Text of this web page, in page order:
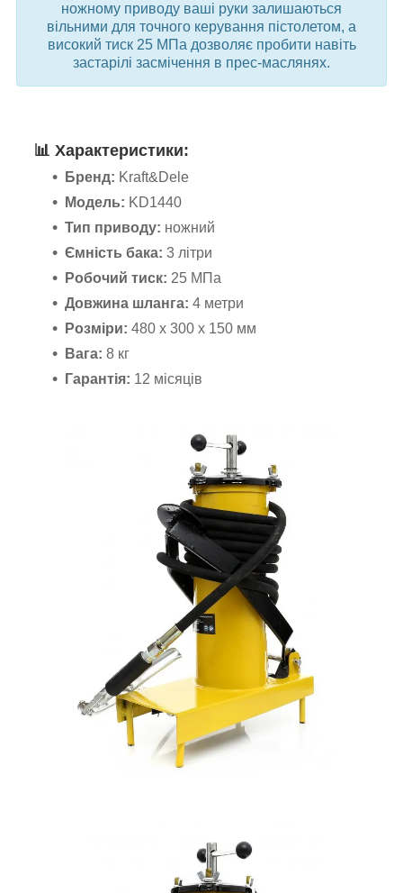
ножному приводу ваші руки залишаються
вільними для точного керування пістолетом, а
високий тиск 25 МПа дозволяє пробити навіть
застарілі засмічення в прес-маслянях.
📊 Характеристики:
Бренд: Kraft&Dele
Модель: KD1440
Тип приводу: ножний
Ємність бака: 3 літри
Робочий тиск: 25 МПа
Довжина шланга: 4 метри
Розміри: 480 x 300 x 150 мм
Вага: 8 кг
Гарантія: 12 місяців